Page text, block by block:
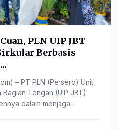
PLN UIP JBT
Berbasis
– PT PLN (Persero) Unit
Tengah (UIP JBT)
dalam menjaga